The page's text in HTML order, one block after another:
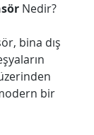
Nedir?
bina dış
bir